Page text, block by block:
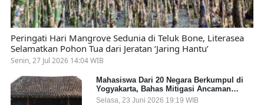
Peringati Hari Mangrove Sedunia di Teluk Bone, Literasea
Selamatkan Pohon Tua dari Jeratan ‘Jaring Hantu’
Senin, 27 Jul 2026 14:04 WIB
Mahasiswa Dari 20 Negara Berkumpul di
Yogyakarta, Bahas Mitigasi Ancaman
Kesehatan Global
Selasa, 23 Juni 2026 19:19 WIB